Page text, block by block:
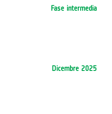
Fase intermedia
Dicembre 2025